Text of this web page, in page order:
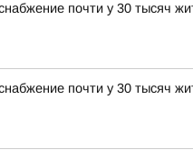
почти у 30 тысяч
почти у 30 тысяч